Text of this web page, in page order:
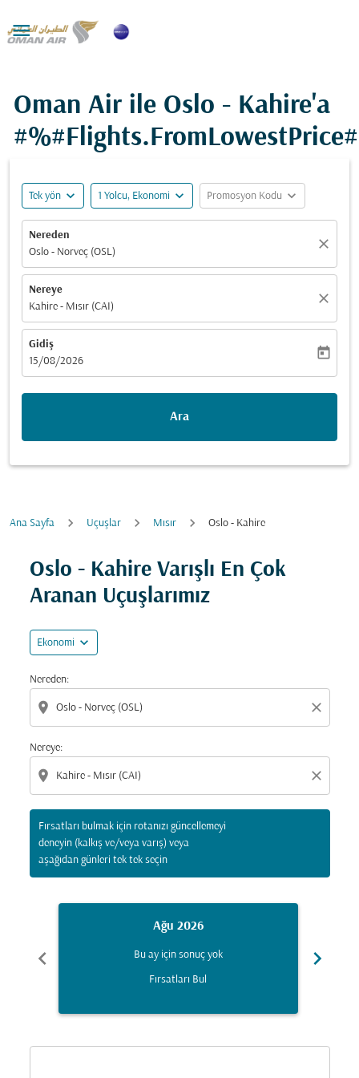

Oman Air ile Oslo - Kahire'a
Tek yön expand_more 1 Yolcu, Ekonomi expand_more Promosyon Kodu expand_more
Nereden
Oslo - Norveç (OSL)
close
Nereye
Kahire - Mısır (CAI)
close
Gidiş
fc-booking-departure-date-aria-label
15/08/2026
today
Ara
Ana Sayfa Uçuşlar Mısır Oslo - Kahire
Oslo - Kahire Varışlı En Çok
Aranan Uçuşlarımız
Ekonomi expand_more
Nereden:
location_on close
Nereye:
location_on close
Fırsatları bulmak için rotanızı güncellemeyi
deneyin (kalkış ve/veya varış) veya
aşağıdan günleri tek tek seçin
Fırsatları bulmak için rotanızı güncellemeyi deneyin
chevron_left
Ağu 2026
Bu ay için sonuç yok
Fırsatları Bul
chevron_right